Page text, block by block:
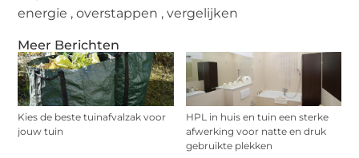
Meer Berichten
Kies de beste tuinafvalzak voor
jouw tuin
HPL in huis en tuin een sterke
afwerking voor natte en druk
gebruikte plekken
energie ,overstappen ,vergelijken